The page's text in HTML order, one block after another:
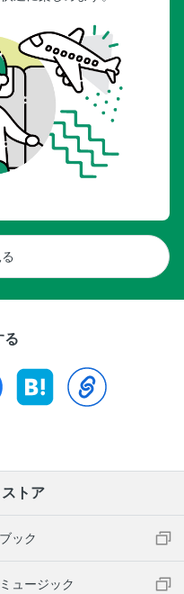
る
トア
ック
ュージック